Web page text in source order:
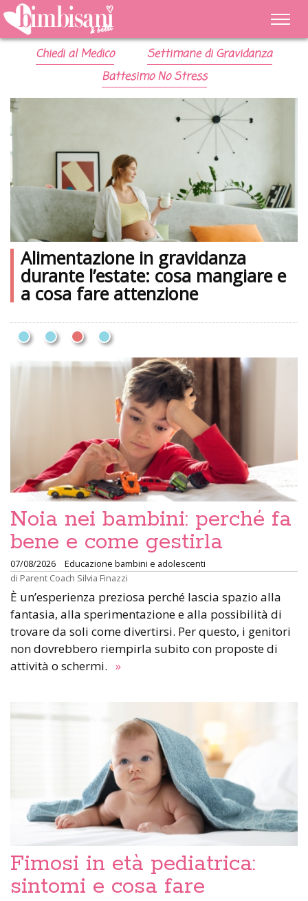
Chiedi al Medico
Settimane di Gravidanza
Battesimo No Stress
e Diastasi addominale:
esercizi e come curarla
Noia nei bambini: perché fa
bene e come gestirla
07/08/2026
Educazione bambini e adolescenti
di Parent Coach Silvia Finazzi
È un’esperienza preziosa perché lascia spazio alla
fantasia, alla sperimentazione e alla possibilità di
trovare da soli come divertirsi. Per questo, i genitori
non dovrebbero riempirla subito con proposte di
attività o schermi. »
Fimosi in età pediatrica:
sintomi e cosa fare